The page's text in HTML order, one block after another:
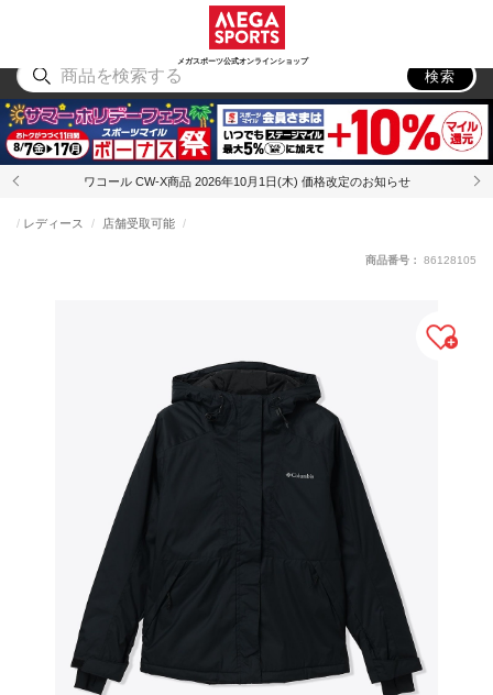
メガスポーツ公式オンラインショップ
アウトドア
検索
ワコール CW-X商品 2026年10月1日(木) 価格改定のお知らせ
レディース 店舗受取可能
商品番号： 86128105